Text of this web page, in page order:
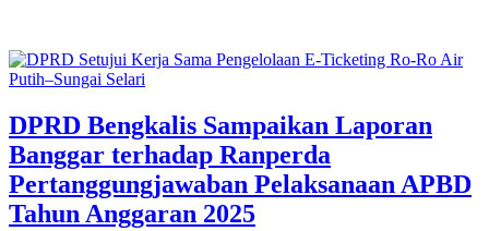
DPRD Bengkalis Sampaikan Laporan
Banggar terhadap Ranperda
Pertanggungjawaban Pelaksanaan APBD
Tahun Anggaran 2025